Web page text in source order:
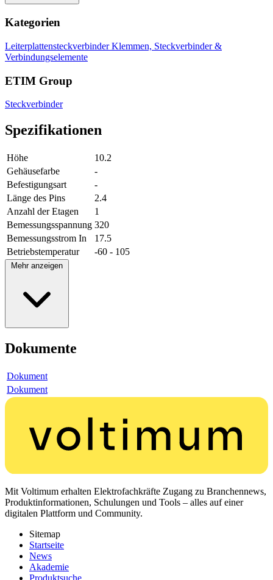
Kategorien
LeiterplattensteckverbinderKlemmen, Steckverbinder &
Verbindungselemente
ETIM Group
Steckverbinder
Spezifikationen
Höhe
10.2
Gehäusefarbe
-
Befestigungsart
-
Länge des Pins
2.4
Anzahl der Etagen
1
Bemessungsspannung 320
Bemessungsstrom In
17.5
Betriebstemperatur
-60 - 105
Mehr anzeigen
Dokumente
Dokument
Dokument
Mit Voltimum erhalten Elektrofachkräfte Zugang zu Branchennews,
Produktinformationen, Schulungen und Tools – alles auf einer
digitalen Plattform und Community.
Sitemap
Startseite
News
Akademie